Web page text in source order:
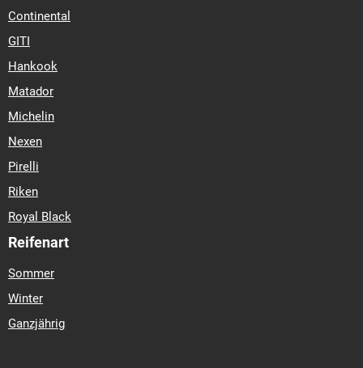
Continental
GITI
Hankook
Matador
Michelin
Nexen
Pirelli
Riken
Royal Black
Reifenart
Sommer
Winter
Ganzjährig